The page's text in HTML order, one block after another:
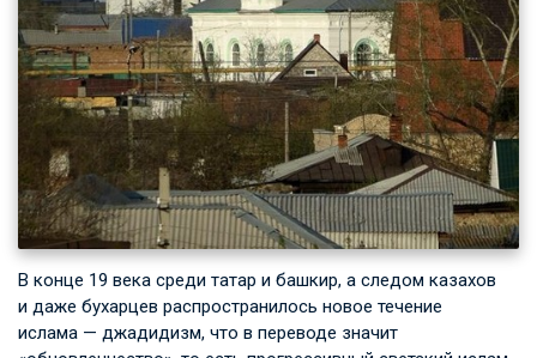
В конце 19 века среди татар и башкир, а следом казахов
и даже бухарцев распространилось новое течение
ислама — джадидизм, что в переводе значит